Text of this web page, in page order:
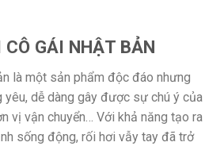
CÔ GÁI NHẬT BẢN
là một sản phẩm độc đáo nhưng
yêu, dễ dàng gây được sự chú ý của
vị vận chuyển… Với khả năng tạo ra
sống động, rối hơi vẫy tay đã trở